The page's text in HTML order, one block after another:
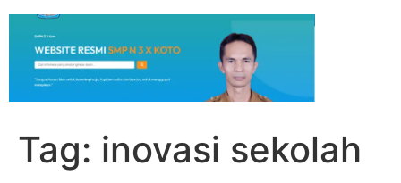
Tag: inovasi sekolah